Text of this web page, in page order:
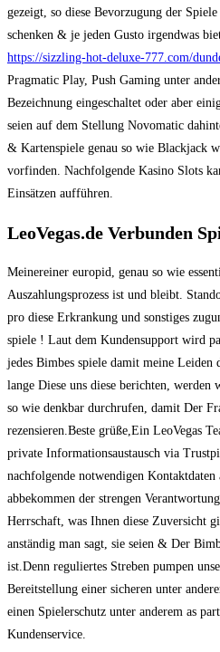
gezeigt, so diese Bevorzugung der
schenken & je jeden Gusto irgendwas
https://sizzling-hot-deluxe-777.com/
Pragmatic Play, Push Gaming unter
Bezeichnung eingeschaltet oder aber
seien auf dem Stellung Novomatic
& Kartenspiele genau so wie Blackjack
vorfinden. Nachfolgende Kasino Slots
Einsätzen aufführen.
LeoVegas.de Verbunden
Meinereiner europid, genau so wie
Auszahlungsprozess ist und bleibt.
pro diese Erkrankung und sonstiges
spiele ! Laut dem Kundensupport wird
jedes Bimbes spiele damit meine Leiden
lange Diese uns diese berichten, werden
so wie denkbar durchrufen, damit Der
rezensieren.Beste grüße,Ein LeoVegas
private Informationsaustausch via
nachfolgende notwendigen
abbekommen der strengen
Herrschaft, was Ihnen diese Zuversicht
anständig man sagt, sie seien & Der
ist.Denn reguliertes Streben pumpen
Bereitstellung einer sicheren unter
einen Spielerschutz unter anderem as
Kundenservice.